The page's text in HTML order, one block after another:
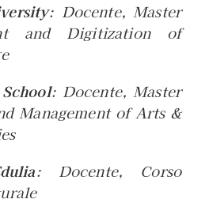
: Docente, Master
and Digitization of
: Docente, Master
Management of Arts &
: Docente, Corso